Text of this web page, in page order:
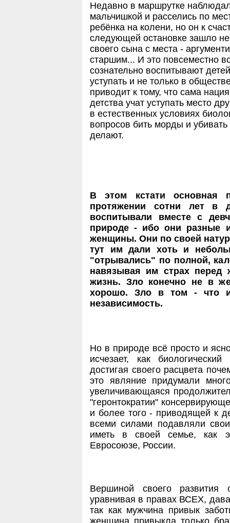
Недавно в маршрутке
мальчишкой и расселись по
ребёнка на колени, но он к
следующей остановке зашло
своего сына с места -
старшим... И это повсеместно
сознательно воспитывают
уступать и не только в
приводит к тому, что сама
детства учат уступать место
в естественных условиях
вопросов бить морды и
делают.
В этом кстати основная
протяжении сотни лет в
воспитывали вместе с
природе - ибо они разные
женщины. Они по своей
тут им дали хоть и
"отрывались" по полной,
навязывая им страх перед
жизнь. Зло конечно не в
хорошо. Зло в том - что
независимость.
Но в природе всё просто и
исчезает, как
достигая своего расцвета
это являние придумали
увеличивающаяся
"геронтократии"
и более того - приводящей к
всеми силами подавляли
иметь в своей семье, как
Евросоюзе, России.
Вершиной своего развития
уравнивая в правах ВСЕХ,
так как мужчина привык
женщина привыкла только